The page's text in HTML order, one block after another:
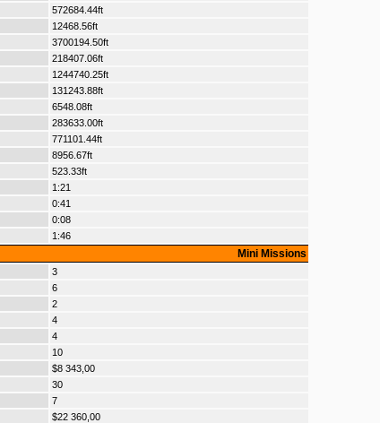
572684.44ft
12468.56ft
3700194.50ft
218407.06ft
1244740.25ft
131243.88ft
6548.08ft
283633.00ft
771101.44ft
8956.67ft
523.33ft
1:21
0:41
0:08
1:46
Mini Missions
3
6
2
4
4
10
$8 343,00
30
7
$22 360,00